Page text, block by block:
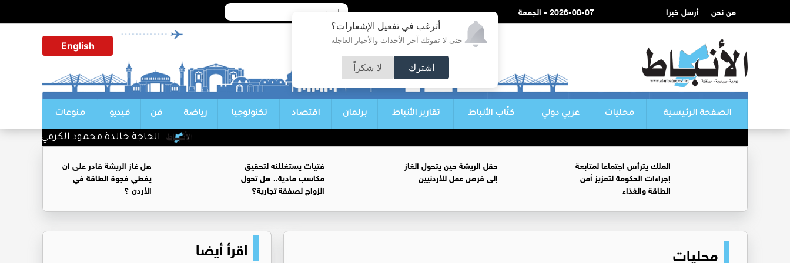
أترغب في تفعيل الإشعارات؟
حتى لا تفوتك آخر الأحداث والأخبار العاجلة
اشترك لا شكراً
من نحن أرسل خبرا 2026-08-07 - الجمعة
English
الصفحة الرئيسية محليات عربي دولي كتّاب الأنباط تقارير الأنباط برلمان اقتصاد تكنولوجيا رياضة فن فيديو منوعات
الحاجة خالدة محمود الكرمي في ذمة الله
الملك يترأس اجتماعا لمتابعة
إجراءات الحكومة لتعزيز أمن
الطاقة والغذاء
حقل الريشة حين يتحول الغاز
إلى فرص عمل للأردنيين
فتيات يستغللنه لتحقيق
مكاسب مادية.. هل تحول
الزواج لصفقة تجارية؟
هل غاز الريشة قادر على ان
يغطي فجوة الطاقة في
الأردن ؟
محليات اقرأ أيضا